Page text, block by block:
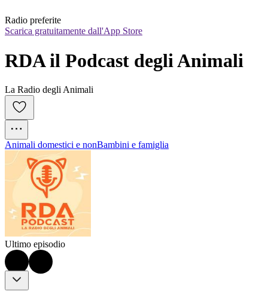
Radio preferite
Scarica gratuitamente dall'App Store
RDA il Podcast degli Animali
La Radio degli Animali
Animali domestici e nonBambini e famiglia
Ultimo episodio